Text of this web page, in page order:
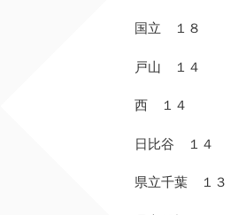
国立 １８
戸山 １４
西 １４
日比谷 １４
県立千葉 １３